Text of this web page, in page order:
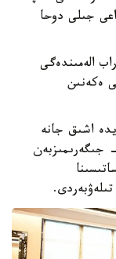
اعىمداعى جىلى دوحا
الەمىندەگى
ەكەنىن
اشىق جانە
جىگەرىمىزبەن